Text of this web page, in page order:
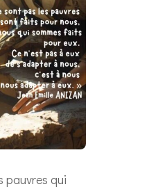
pauvres qui